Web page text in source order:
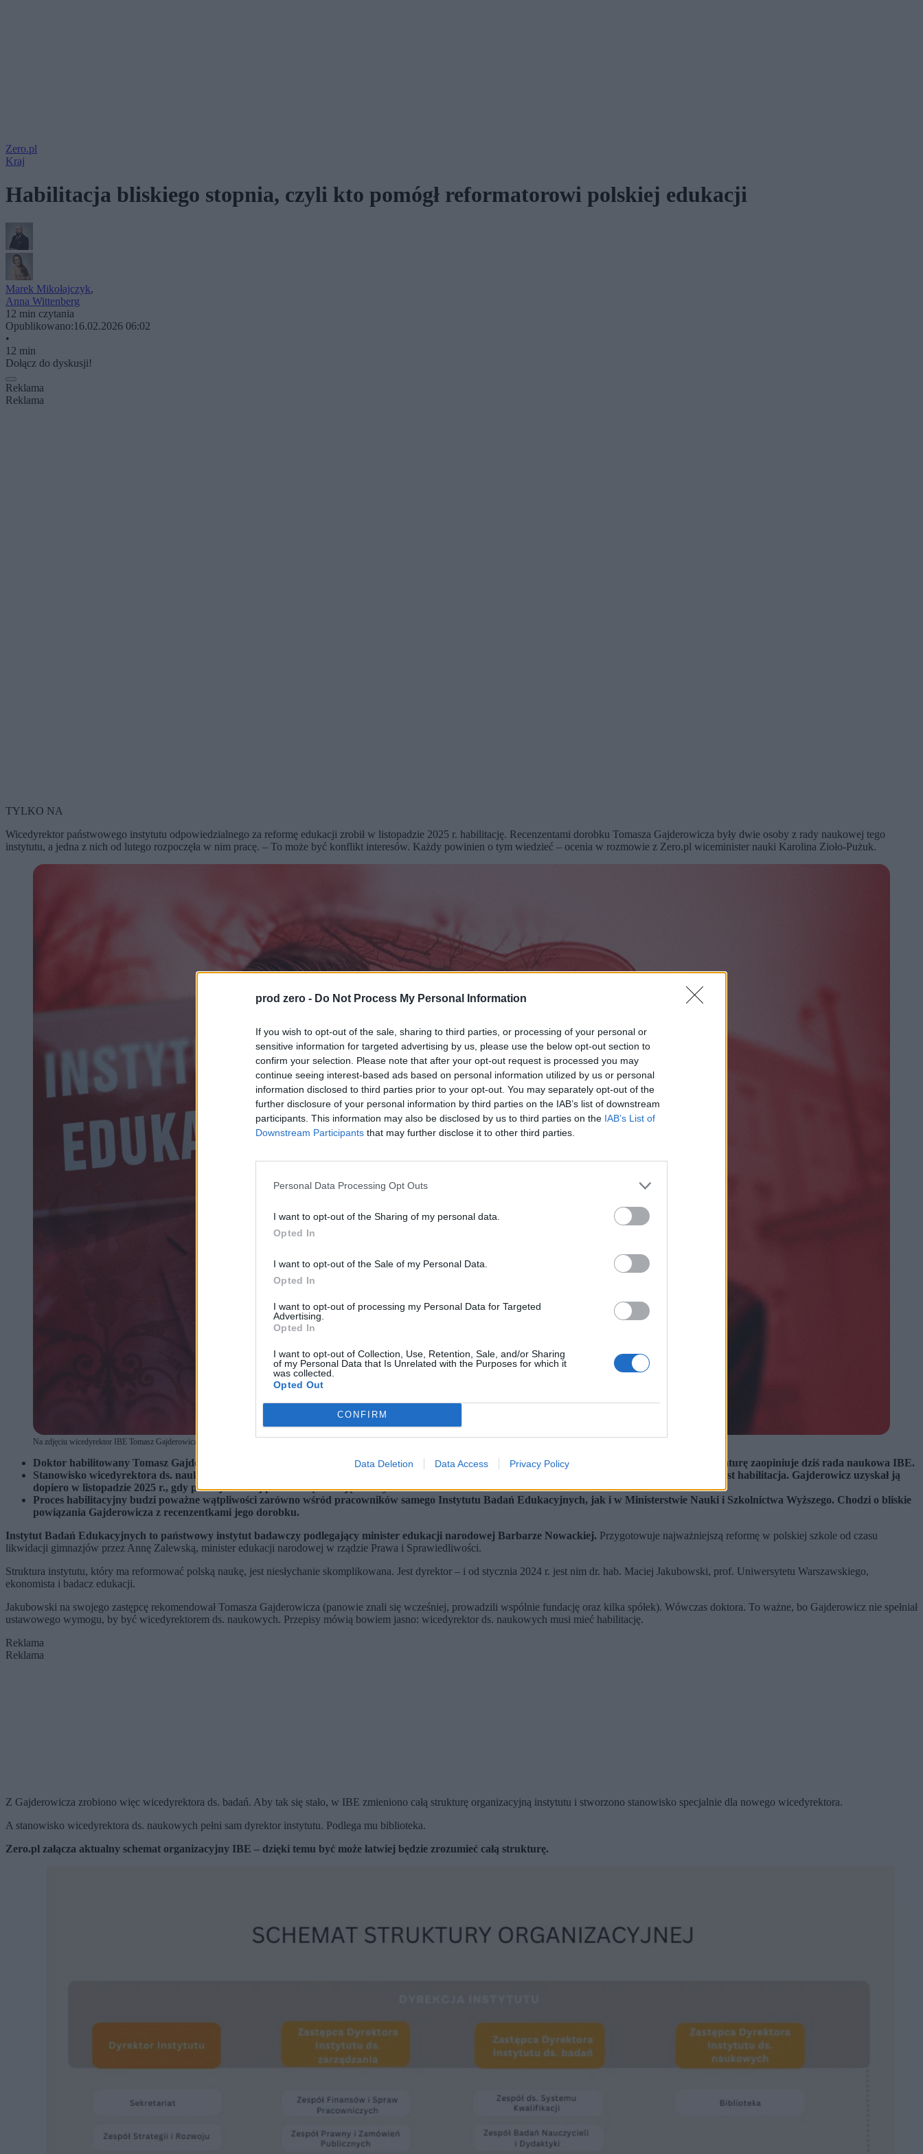
prod zero - Do Not Process My Personal Information
If you wish to opt-out of the sale, sharing to third parties, or processing of your personal or
sensitive information for targeted advertising by us, please use the below opt-out section to
confirm your selection. Please note that after your opt-out request is processed you may
continue seeing interest-based ads based on personal information utilized by us or personal
information disclosed to third parties prior to your opt-out. You may separately opt-out of the
further disclosure of your personal information by third parties on the IAB’s list of downstream
participants. This information may also be disclosed by us to third parties on the IAB’s List of
Downstream Participants that may further disclose it to other third parties.
Personal Data Processing Opt Outs
I want to opt-out of the Sharing of my personal data.
Opted In
I want to opt-out of the Sale of my Personal Data.
Opted In
I want to opt-out of processing my Personal Data for Targeted
Advertising.
Opted In
I want to opt-out of Collection, Use, Retention, Sale, and/or Sharing
of my Personal Data that Is Unrelated with the Purposes for which it
was collected.
Opted Out
CONFIRM
Data Deletion Data Access Privacy Policy
Zero.pl
Kraj
Habilitacja bliskiego stopnia, czyli kto pomógł reformatorowi polskiej edukacji
Marek Mikołajczyk,
Anna Wittenberg
12 min czytania
Opublikowano:16.02.2026 06:02
•
12 min
Dołącz do dyskusji!
Reklama
Reklama
TYLKO NA
Wicedyrektor państwowego instytutu odpowiedzialnego za reformę edukacji zrobił w listopadzie 2025 r. habilitację. Recenzentami dorobku Tomasza Gajderowicza były dwie osoby z rady naukowej tego
instytutu, a jedna z nich od lutego rozpoczęła w nim pracę. – To może być konflikt interesów. Każdy powinien o tym wiedzieć – ocenia w rozmowie z Zero.pl wiceminister nauki Karolina Zioło-Pużuk.
Na zdjęciu wicedyrektor IBE Tomasz Gajderowicz oraz szefowa MEN Barbara Nowacka (fot. Albert Zawada, Piotr Polak, Marcin Obara / PAP)
Doktor habilitowany Tomasz Gajderowicz ma zostać zastępcą dyrektora ds. naukowych państwowego Instytutu Badań Edukacyjnych. Jego kandydaturę zaopiniuje dziś rada naukowa IBE.
Stanowisko wicedyrektora ds. naukowych to prestiżowa funkcja, zdefiniowana w ustawie o instytutach badawczych. Aby ją sprawować, potrzebna jest habilitacja. Gajderowicz uzyskał ją
dopiero w listopadzie 2025 r., gdy pełnił już mniej prestiżową funkcję wicedyrektora IBE ds. badań.
Proces habilitacyjny budzi poważne wątpliwości zarówno wśród pracowników samego Instytutu Badań Edukacyjnych, jak i w Ministerstwie Nauki i Szkolnictwa Wyższego. Chodzi o bliskie
powiązania Gajderowicza z recenzentkami jego dorobku.
Instytut Badań Edukacyjnych to państwowy instytut badawczy podlegający minister edukacji narodowej Barbarze Nowackiej. Przygotowuje najważniejszą reformę w polskiej szkole od czasu
likwidacji gimnazjów przez Annę Zalewską, minister edukacji narodowej w rządzie Prawa i Sprawiedliwości.
Struktura instytutu, który ma reformować polską naukę, jest niesłychanie skomplikowana. Jest dyrektor – i od stycznia 2024 r. jest nim dr. hab. Maciej Jakubowski, prof. Uniwersytetu Warszawskiego,
ekonomista i badacz edukacji.
Jakubowski na swojego zastępcę rekomendował Tomasza Gajderowicza (panowie znali się wcześniej, prowadzili wspólnie fundację oraz kilka spółek). Wówczas doktora. To ważne, bo Gajderowicz nie spełniał
ustawowego wymogu, by być wicedyrektorem ds. naukowych. Przepisy mówią bowiem jasno: wicedyrektor ds. naukowych musi mieć habilitację.
Reklama
Reklama
Z Gajderowicza zrobiono więc wicedyrektora ds. badań. Aby tak się stało, w IBE zmieniono całą strukturę organizacyjną instytutu i stworzono stanowisko specjalnie dla nowego wicedyrektora.
A stanowisko wicedyrektora ds. naukowych pełni sam dyrektor instytutu. Podlega mu biblioteka.
Zero.pl załącza aktualny schemat organizacyjny IBE – dzięki temu być może łatwiej będzie zrozumieć całą strukturę.